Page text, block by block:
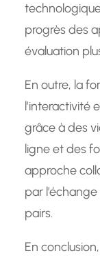
progrès des
évaluation
En outre, la
l’interactivité
grâce à des
ligne et des
approche
par
pairs.
En